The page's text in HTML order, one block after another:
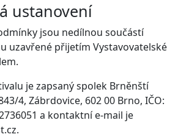
ustanovení
jsou nedílnou součástí
uzavřené přijetím Vystavovatelské
je zapsaný spolek Brněnští
4, Zábrdovice, 602 00 Brno, IČO:
a kontaktní e-mail je